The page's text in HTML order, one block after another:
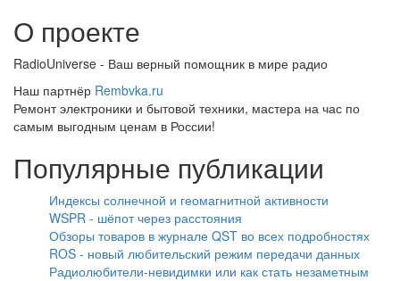
О проекте
RadioUniverse - Ваш верный помощник в мире радио
Наш партнёр Rembvka.ru
Ремонт электроники и бытовой техники, мастера на час по
самым выгодным ценам в России!
Популярные публикации
Индексы солнечной и геомагнитной активности
WSPR - шёпот через расстояния
Обзоры товаров в журнале QST во всех подробностях
ROS - новый любительский режим передачи данных
Радиолюбители-невидимки или как стать незаметным